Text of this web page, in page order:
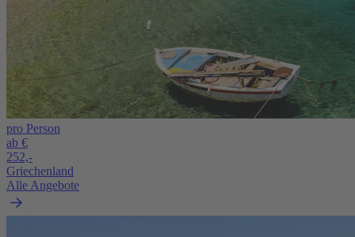
pro Person
ab €
252,-
Griechenland
Alle Angebote